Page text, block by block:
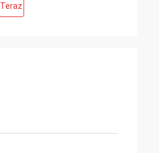
wyeliminowała nasze częste problemy z